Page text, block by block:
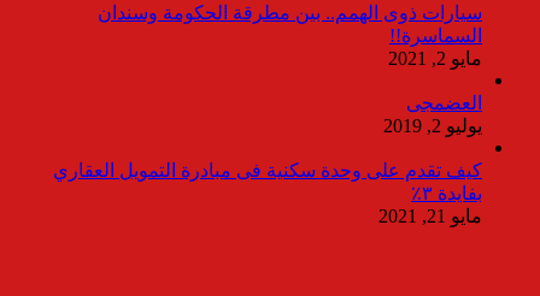
سيارات ذوى الهمم.. بين مطرقة الحكومة وسندان
السماسرة!!
مايو 2, 2021
العضمجى
يوليو 2, 2019
كيف تقدم على وحدة سكنية فى مبادرة التمويل العقاري
بفايدة ٣٪
مايو 21, 2021